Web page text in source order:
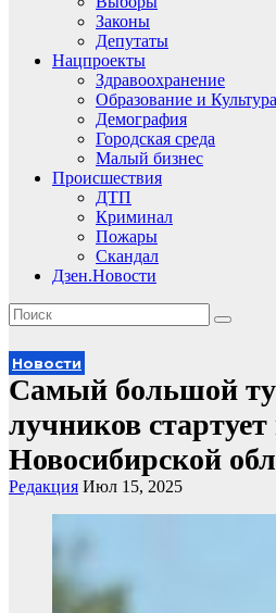
Законы
Депутаты
Нацпроекты
Здравоохранение
Образование и Культура
Демография
Городская среда
Малый бизнес
Происшествия
ДТП
Криминал
Пожары
Скандал
Дзен.Новости
Новости
Самый большой
лучников стартует
Новосибирской
Редакция Июл 15, 2025